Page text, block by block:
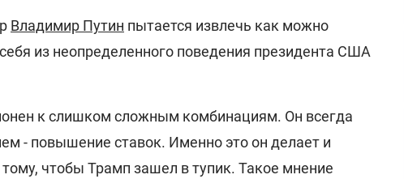
Владимир Путин пытается извлечь как можно
из неопределенного поведения президента США
к слишком сложным комбинациям. Он всегда
- повышение ставок. Именно это он делает и
тому, чтобы Трамп зашел в тупик. Такое мнение